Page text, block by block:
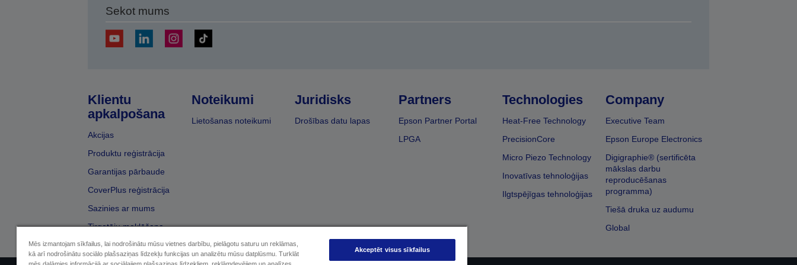
Sekot mums
Klientu
apkalpošana
Akcijas
Produktu reģistrācija
Garantijas pārbaude
CoverPlus reģistrācija
Sazinies ar mums
Tirgotāju meklēšana
Noteikumi
Lietošanas noteikumi
Juridisks
Drošības datu lapas
Partners
Epson Partner Portal
LPGA
Technologies
Heat-Free Technology
PrecisionCore
Micro Piezo Technology
Inovatīvas tehnoloģijas
Ilgtspējīgas tehnoloģijas
Company
Executive Team
Epson Europe Electronics
Digigraphie® (sertificēta
mākslas darbu
reproducēšanas
programma)
Tiešā druka uz audumu
Global
Mēs izmantojam sīkfailus, lai nodrošinātu mūsu vietnes darbību, pielāgotu saturu un reklāmas,
kā arī nodrošinātu sociālo plašsaziņas līdzekļu funkcijas un analizētu mūsu datplūsmu. Turklāt
Akceptēt visus sīkfailus